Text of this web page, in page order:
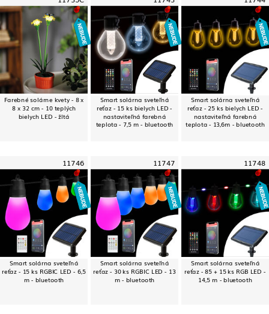
Farebné solárne kvety - 8 x
8 x 32 cm - 10 teplých
bielych LED - žltá
Smart solárna sveteľná
reťaz - 15 ks bielych LED -
nastaviteľná farebná
teplota - 7,5 m - bluetooth
Smart solárna sveteľná
reťaz - 25 ks bielych LED -
nastaviteľná farebná
teplota - 13,6m - bluetooth
11746
Smart solárna sveteľná
reťaz - 15 ks RGBIC LED - 6,5
m - bluetooth
11747
Smart solárna sveteľná
reťaz - 30 ks RGBIC LED - 13
m - bluetooth
11748
Smart solárna sveteľná
reťaz - 85 + 15 ks RGB LED -
14,5 m - bluetooth